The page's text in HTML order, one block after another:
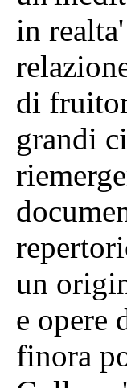
in
di
grandi
un
e opere
finora